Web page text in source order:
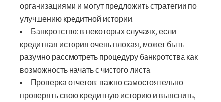
организациями и могут предложить стратегии по
улучшению кредитной истории.
Банкротство: в некоторых случаях, если
кредитная история очень плохая, может быть
разумно рассмотреть процедуру банкротства как
возможность начать с чистого листа.
Проверка отчетов: важно самостоятельно
проверять свою кредитную историю и выяснить,